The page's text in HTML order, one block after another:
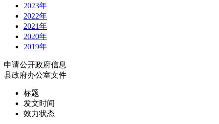
2023年
2022年
2021年
2020年
2019年
申请公开政府信息
县政府办公室文件
标题
发文时间
效力状态